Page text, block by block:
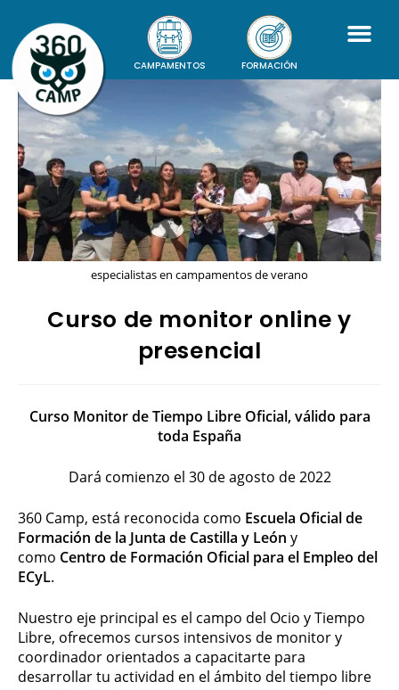
CAMPAMENTOS FORMACIÓN
especialistas en campamentos de verano
Curso de monitor online y
presencial
Curso Monitor de Tiempo Libre Oficial, válido para
toda España
Dará comienzo el 30 de agosto de 2022
360 Camp, está reconocida como Escuela Oficial de
Formación de la Junta de Castilla y León y
como Centro de Formación Oficial para el Empleo del
ECyL.
Nuestro eje principal es el campo del Ocio y Tiempo
Libre, ofrecemos cursos intensivos de monitor y
coordinador orientados a capacitarte para
desarrollar tu actividad en el ámbito del tiempo libre